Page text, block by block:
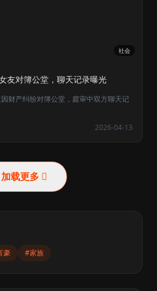
社会
友对簿公堂，聊天记录曝光
财产纠纷对簿公堂，庭审中双方聊天记
2026-04-13
加载更多
豪 #家族